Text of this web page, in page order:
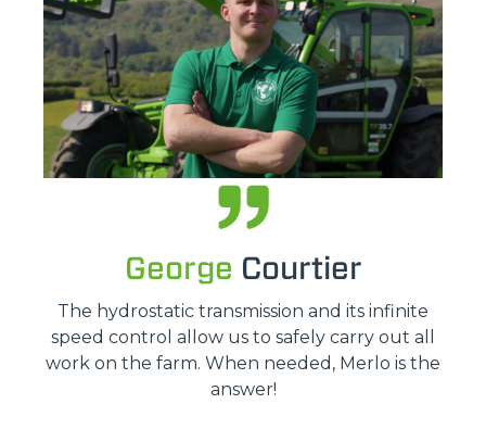
George Courtier
The hydrostatic transmission and its infinite
speed control allow us to safely carry out all
work on the farm. When needed, Merlo is the
answer!